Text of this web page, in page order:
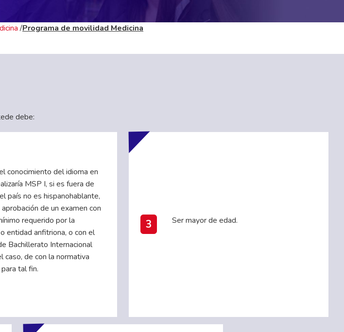
/Programa de movilidad Medicina
debe:
conocimiento del idioma en
MSP I, si es fuera de
país no es hispanohablante,
de un examen con
requerido por la
entidad anfitriona, o con el
Bachillerato Internacional
caso, de con la normativa
tal fin.
3 Ser mayor de edad.